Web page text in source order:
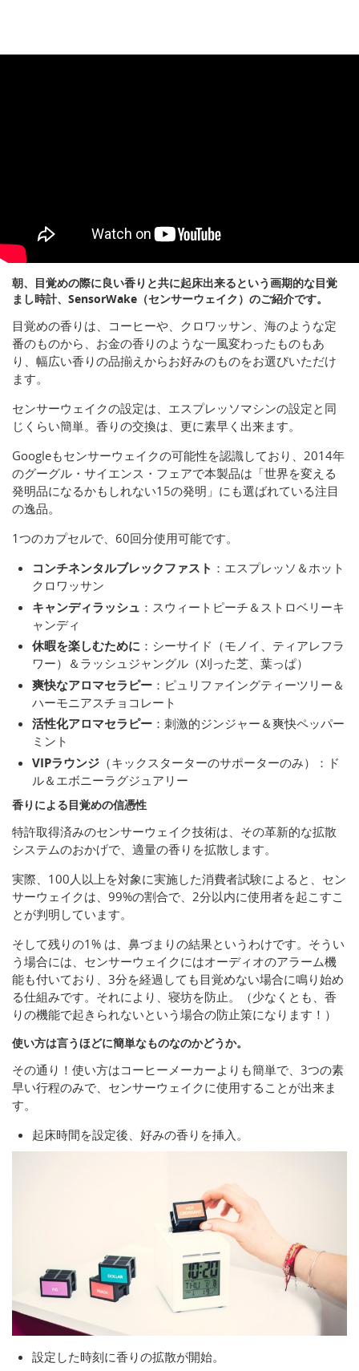
朝、目覚めの際に良い香りと共に起床出来るという画期的な目覚
まし時計、SensorWake（センサーウェイク）のご紹介です。
目覚めの香りは、コーヒーや、クロワッサン、海のような定
番のものから、お金の香りのような一風変わったものもあ
り、幅広い香りの品揃えからお好みのものをお選びいただけ
ます。
センサーウェイクの設定は、エスプレッソマシンの設定と同
じくらい簡単。香りの交換は、更に素早く出来ます。
Googleもセンサーウェイクの可能性を認識しており、2014年
のグーグル・サイエンス・フェアで本製品は「世界を変える
発明品になるかもしれない15の発明」にも選ばれている注目
の逸品。
1つのカプセルで、60回分使用可能です。
コンチネンタルブレックファスト ：エスプレッソ＆ホット
クロワッサン
キャンディラッシュ ：スウィートピーチ＆ストロベリーキ
ャンディ
休暇を楽しむために ：シーサイド（モノイ、ティアレフラ
ワー）＆ラッシュジャングル（刈った芝、葉っぱ）
爽快なアロマセラピー ：ピュリファイングティーツリー＆
ハーモニアスチョコレート
活性化アロマセラピー ：刺激的ジンジャー＆爽快ペッパー
ミント
VIPラウンジ （キックスターターのサポーターのみ）：ド
ル＆エボニーラグジュアリー
香りによる目覚めの信憑性
特許取得済みのセンサーウェイク技術は、その革新的な拡散
システムのおかげで、適量の香りを拡散します。
実際、100人以上を対象に実施した消費者試験によると、セン
サーウェイクは、99%の割合で、2分以内に使用者を起こすこ
とが判明しています。
そして残りの1% は、鼻づまりの結果というわけです。そうい
う場合には、センサーウェイクにはオーディオのアラーム機
能も付いており、3分を経過しても目覚めない場合に鳴り始め
る仕組みです。それにより、寝坊を防止。（少なくとも、香
りの機能で起きられないという場合の防止策になります！）
使い方は言うほどに簡単なものなのかどうか。
その通り！使い方はコーヒーメーカーよりも簡単で、3つの素
早い行程のみで、センサーウェイクに使用することが出来ま
す。
起床時間を設定後、好みの香りを挿入。
設定した時刻に香りの拡散が開始。